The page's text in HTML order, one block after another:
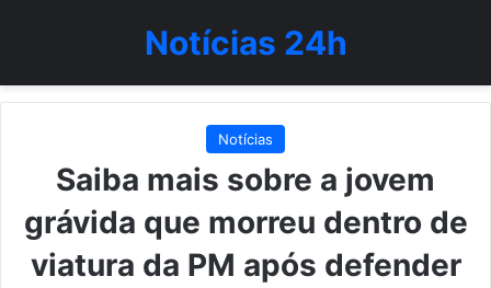
Notícias 24h
Notícias
Saiba mais sobre a jovem
grávida que morreu dentro de
viatura da PM após defender